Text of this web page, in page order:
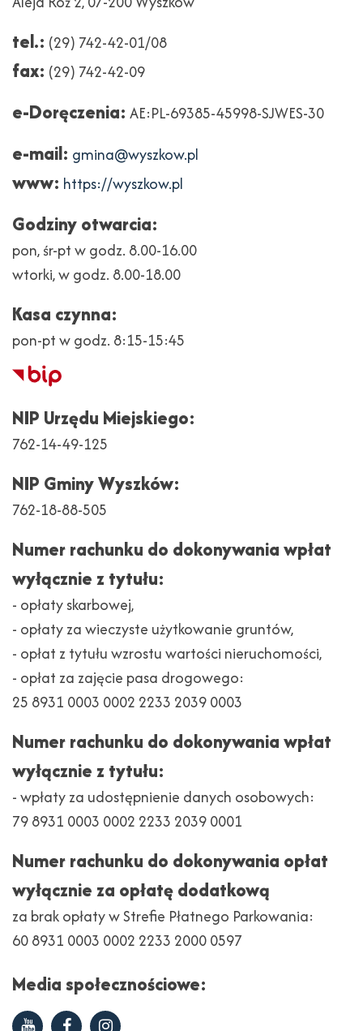
tel.: (29) 742-42-01/08
fax: (29) 742-42-09
e-Doręczenia: AE:PL-69385-45998-SJWES-30
e-mail: gmina@wyszkow.pl
www: https://wyszkow.pl
Godziny otwarcia:
pon, śr-pt w godz. 8.00-16.00
wtorki, w godz. 8.00-18.00
Kasa czynna:
pon-pt w godz. 8:15-15:45
Biuletyn
Informacji
Publicznej
NIP Urzędu Miejskiego:
762-14-49-125
NIP Gminy Wyszków:
762-18-88-505
Numer rachunku do dokonywania wpłat
wyłącznie z tytułu:
- opłaty skarbowej,
- opłaty za wieczyste użytkowanie gruntów,
- opłat z tytułu wzrostu wartości nieruchomości,
- opłat za zajęcie pasa drogowego:
25 8931 0003 0002 2233 2039 0003
Numer rachunku do dokonywania wpłat
wyłącznie z tytułu:
- wpłaty za udostępnienie danych osobowych:
79 8931 0003 0002 2233 2039 0001
Numer rachunku do dokonywania opłat
wyłącznie za opłatę dodatkową
za brak opłaty w Strefie Płatnego Parkowania:
60 8931 0003 0002 2233 2000 0597
Media społecznościowe:
YoutubeFacebookInstagram